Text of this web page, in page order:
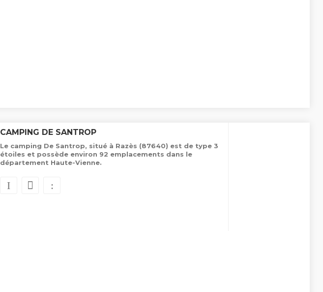
CAMPING DE SANTROP
Le camping De Santrop, situé à Razès (87640) est de type 3
étoiles et possède environ 92 emplacements dans le
département Haute-Vienne.